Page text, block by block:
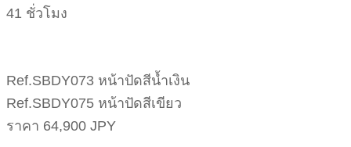
41 ชั่วโมง
Ref.SBDY073 หน้าปัดสีน้ำเงิน
Ref.SBDY075 หน้าปัดสีเขียว
ราคา 64,900 JPY